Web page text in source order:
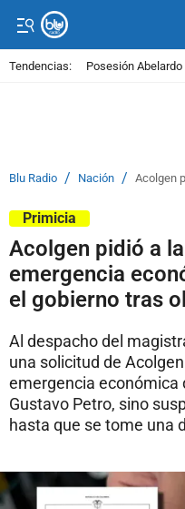
Tendencias: Posesión
Blu Radio / Nación / Acolgen
Primicia
Acolgen pidió a
emergencia
el gobierno tras
Al despacho del
una solicitud de
emergencia económica
Gustavo Petro, sino
hasta que se tome una